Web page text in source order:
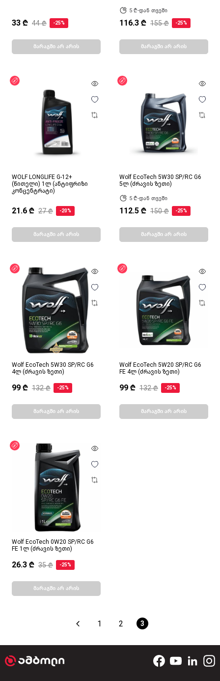
33 ₾ 44 ₾ -25%
მარაგში არ არის
5 ₾-დან თვეში
116.3 ₾ 155 ₾ -25%
მარაგში არ არის
WOLF LONGLIFE G-12+
(წითელი) 1ლ (ანტიფრიზი
კონცენტრატი)
21.6 ₾ 27 ₾ -20%
მარაგში არ არის
Wolf EcoTech 5W30 SP/RC G6
5ლ (ძრავის ზეთი)
5 ₾-დან თვეში
112.5 ₾ 150 ₾ -25%
მარაგში არ არის
ფასდაკლება
Wolf EcoTech 5W30 SP/RC G6
4ლ (ძრავის ზეთი)
99 ₾ 132 ₾ -25%
მარაგში არ არის
Wolf EcoTech 5W20 SP/RC G6
FE 4ლ (ძრავის ზეთი)
99 ₾ 132 ₾ -25%
მარაგში არ არის
ფასდაკლება
Wolf EcoTech 0W20 SP/RC G6
FE 1ლ (ძრავის ზეთი)
26.3 ₾ 35 ₾ -25%
მარაგში არ არის
1 2 3